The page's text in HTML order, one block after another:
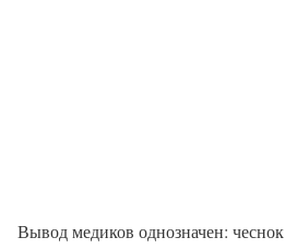
Вывод медиков однозначен: